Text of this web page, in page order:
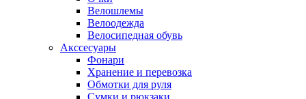
Велошлемы
Велоодежда
Велосипедная обувь
Акссесуары
Фонари
Хранение и перевозка
Обмотки для руля
Сумки и рюкзаки